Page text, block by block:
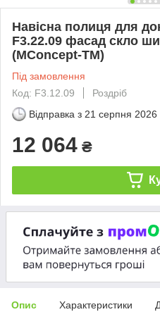
Навісна полиця для
F3.22.09 фасад скло
(MConcept-ТМ)
Під замовлення
Код: F3.12.09
Роздріб
Відправка з 21 серпня 2026
12 064 ₴
Опис Характеристики